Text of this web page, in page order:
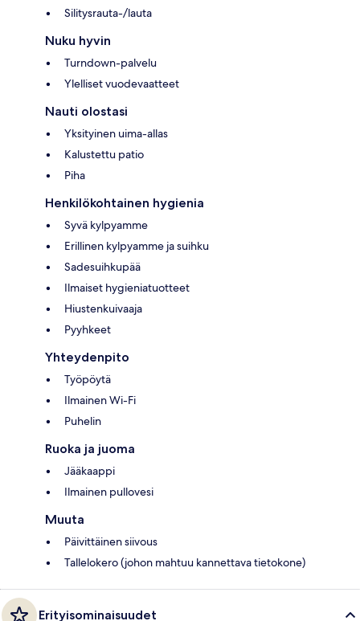
Silitysrauta-/lauta
Nuku hyvin
Turndown-palvelu
Ylelliset vuodevaatteet
Nauti olostasi
Yksityinen uima-allas
Kalustettu patio
Piha
Henkilökohtainen hygienia
Syvä kylpyamme
Erillinen kylpyamme ja suihku
Sadesuihkupää
Ilmaiset hygieniatuotteet
Hiustenkuivaaja
Pyyhkeet
Yhteydenpito
Työpöytä
Ilmainen Wi-Fi
Puhelin
Ruoka ja juoma
Jääkaappi
Ilmainen pullovesi
Muuta
Päivittäinen siivous
Tallelokero (johon mahtuu kannettava tietokone)
Erityisominaisuudet